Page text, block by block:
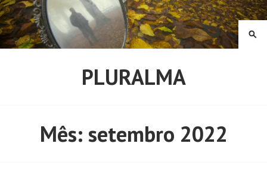
Pular
para
o
conteúdo
PLURALMA
Mês: setembro 2022